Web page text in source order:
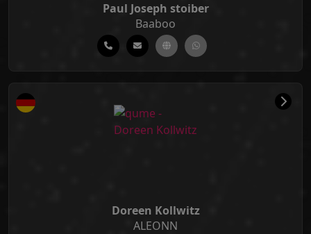
Paul Joseph stoiber
Baaboo
Doreen Kollwitz
ALEONN